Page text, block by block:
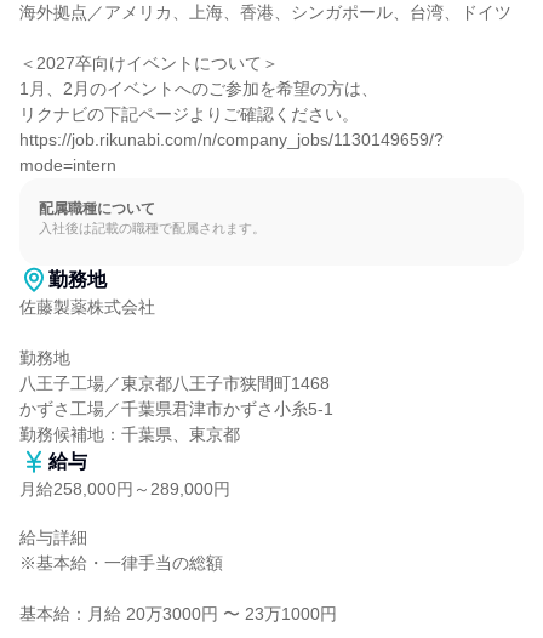
海外拠点／アメリカ、上海、香港、シンガポール、台湾、ドイツ
＜2027卒向けイベントについて＞
1月、2月のイベントへのご参加を希望の方は、
リクナビの下記ページよりご確認ください。
https://job.rikunabi.com/n/company_jobs/1130149659/?
mode=intern
配属職種について
入社後は記載の職種で配属されます。
勤務地
佐藤製薬株式会社
勤務地
八王子工場／東京都八王子市狭間町1468
かずさ工場／千葉県君津市かずさ小糸5-1
勤務候補地：千葉県、東京都
給与
月給258,000円～289,000円
給与詳細
※基本給・一律手当の総額
基本給：月給 20万3000円 〜 23万1000円